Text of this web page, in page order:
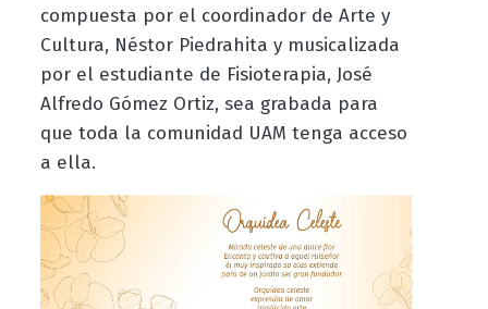
compuesta por el coordinador de Arte y
Cultura, Néstor Piedrahita y musicalizada
por el estudiante de Fisioterapia, José
Alfredo Gómez Ortiz, sea grabada para
que toda la comunidad UAM tenga acceso
a ella.